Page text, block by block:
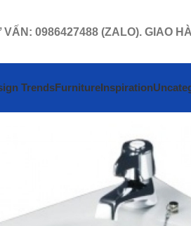
VẤN: 0986427488 (ZALO). GIAO
TrendsFurnitureInspiration